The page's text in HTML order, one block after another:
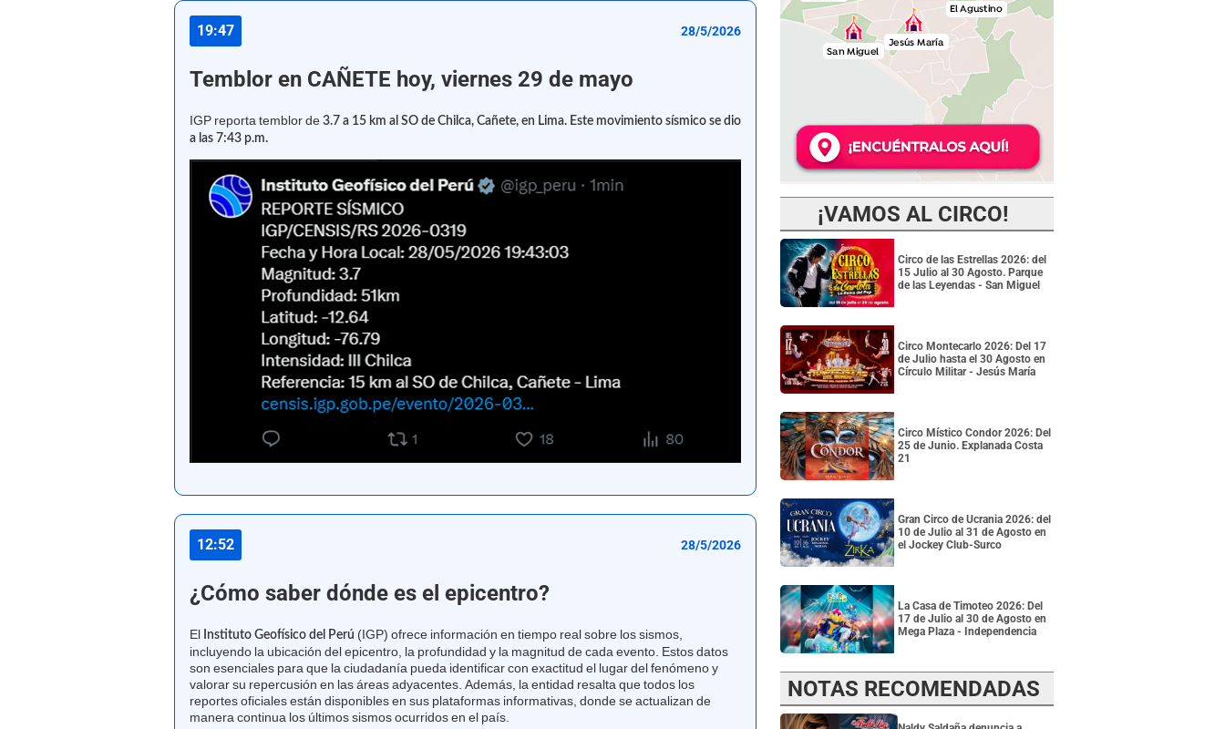
19:47 28/5/2026
Temblor en CAÑETE hoy, viernes 29 de mayo
IGP reporta temblor de 3.7 a 15 km al SO de Chilca, Cañete, en Lima. Este movimiento sísmico se dio
a las 7:43 p.m.
12:52 28/5/2026
¿Cómo saber dónde es el epicentro?
El Instituto Geofísico del Perú (IGP) ofrece información en tiempo real sobre los sismos,
incluyendo la ubicación del epicentro, la profundidad y la magnitud de cada evento. Estos datos
son esenciales para que la ciudadanía pueda identificar con exactitud el lugar del fenómeno y
valorar su repercusión en las áreas adyacentes. Además, la entidad resalta que todos los
reportes oficiales están disponibles en sus plataformas informativas, donde se actualizan de
manera continua los últimos sismos ocurridos en el país.
¡VAMOS AL CIRCO!
Circo de las Estrellas 2026: del
15 Julio al 30 Agosto. Parque
de las Leyendas - San Miguel
Circo Montecarlo 2026: Del 17
de Julio hasta el 30 Agosto en
Círculo Militar - Jesús María
Circo Místico Condor 2026: Del
25 de Junio. Explanada Costa
21
Gran Circo de Ucrania 2026: del
10 de Julio al 31 de Agosto en
el Jockey Club-Surco
La Casa de Timoteo 2026: Del
17 de Julio al 30 de Agosto en
Mega Plaza - Independencia
NOTAS RECOMENDADAS